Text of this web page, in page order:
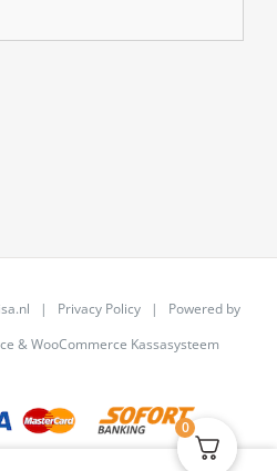
| Privacy Policy | Powered by
&WooCommerce Kassasysteem
0